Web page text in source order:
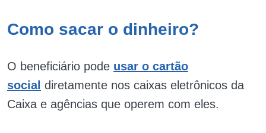
Como sacar o dinheiro?
O beneficiário pode usar o cartão
social diretamente nos caixas eletrônicos da
Caixa e agências que operem com eles.